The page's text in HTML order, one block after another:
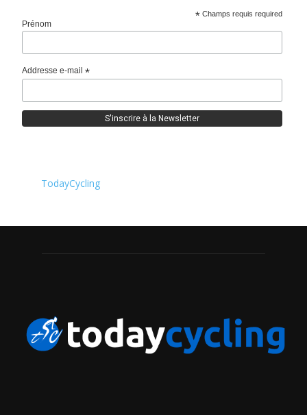
* Champs requis required
Prénom
Addresse e-mail*
TodayCycling